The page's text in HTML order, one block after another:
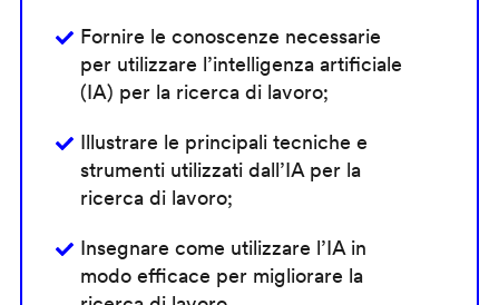
Fornire le conoscenze necessarie
per utilizzare l’intelligenza artificiale
(IA) per la ricerca di lavoro;
Illustrare le principali tecniche e
strumenti utilizzati dall’IA per la
ricerca di lavoro;
Insegnare come utilizzare l’IA in
modo efficace per migliorare la